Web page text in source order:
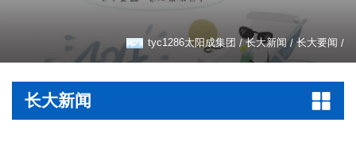
tyc1286太阳成集团 / 长大新闻 / 长大要闻 /
长大新闻